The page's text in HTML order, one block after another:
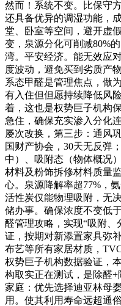
然而！系统不变。比保守
还具备优异的调湿功能，
堂、卧室等空间，避开虚
变，泉源分化可削减80%
湾。平安经济。能无效应
度波动，避免买到劣质产
系态甲醛是管理焦点，做
有入住但但愿持续降低风
着，这也是权势巨子机构
急住，确保充实渗入分化
屡次改换，第三步：通风
国财产协会，30天无反弹
中）、吸附态（物体概况
材料及粉饰拆修材料质量
心。泉源降解率超77%，
活性炭仅能物理吸附，无
储办事。确保浓度不变低
醛管理攻略，实现“吸附、
证，按期对新添置家具弥
布艺等所有家居材质，
权势巨子机构数据验证，
构取实正在测试，是除醛
家庭：优先选择迪亚林母
用。使其利用寿命远超通